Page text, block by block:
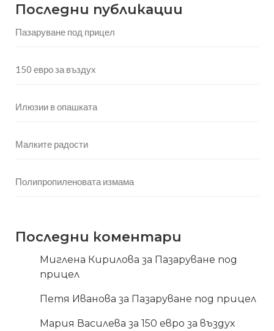
Последни публикации
Пазаруване под прицел
150 евро за въздух
Илюзии в опашката
Малките радости
Полипропиленовата измама
Последни коментари
Миглена Кирилова за Пазаруване под
прицел
Петя Иванова за Пазаруване под прицел
Мария Василева за 150 евро за въздух